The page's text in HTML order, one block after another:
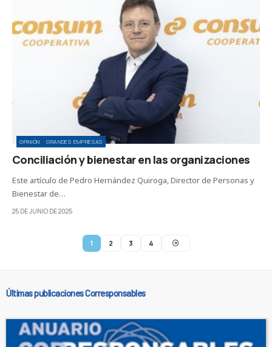
OPINIÓN GRANDES EMPRESAS
Conciliación y bienestar en las organizaciones
Este artículo de Pedro Hernández Quiroga, Director de Personas y
Bienestar de…
25 DE JUNIO DE 2025
1 2 3 4
Últimas publicaciones Corresponsables